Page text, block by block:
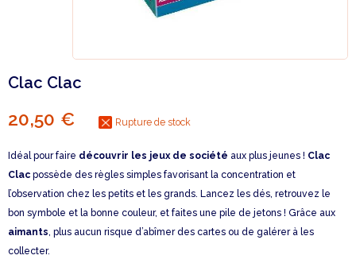
Clac Clac
20,50 € Rupture de stock
Idéal pour faire découvrir les jeux de société aux plus jeunes ! Clac
Clac possède des règles simples favorisant la concentration et
l’observation chez les petits et les grands. Lancez les dés, retrouvez le
bon symbole et la bonne couleur, et faites une pile de jetons ! Grâce aux
aimants, plus aucun risque d’abîmer des cartes ou de galérer à les
collecter.